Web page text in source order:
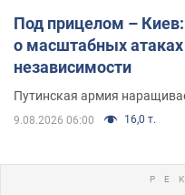
Под прицелом –
о масштабных
независимости
Путинская армия
9.08.2026 06:00 16,0 т.